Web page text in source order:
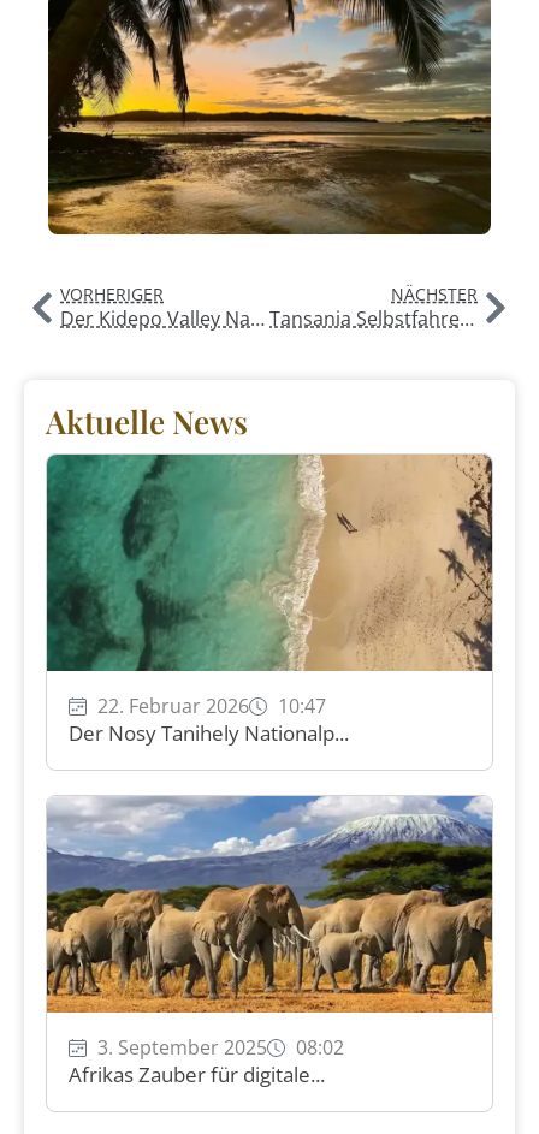
VORHERIGER
Der Kidepo Valley Nationalpark in Uganda
NÄCHSTER
Tansania Selbstfahrer Reise
Aktuelle News
22. Februar 2026 10:47
Der Nosy Tanihely Nationalp...
3. September 2025 08:02
Afrikas Zauber für digitale...